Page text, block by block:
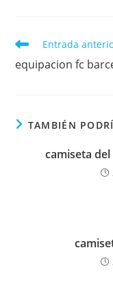
Leer
artículos
Entrada
equipacion fc
TAMBIÉN
camiseta